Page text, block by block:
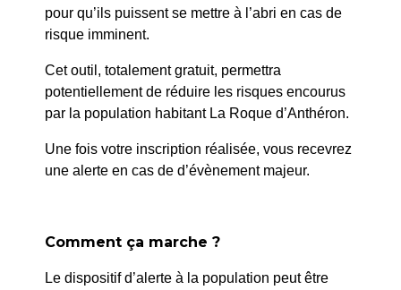
pour qu’ils puissent se mettre à l’abri en cas de
risque imminent.
Cet outil, totalement gratuit, permettra
potentiellement de réduire les risques encourus
par la population habitant La Roque d’Anthéron.
Une fois votre inscription réalisée, vous recevrez
une alerte en cas de d’évènement majeur.
Comment ça marche ?
Le dispositif d’alerte à la population peut être